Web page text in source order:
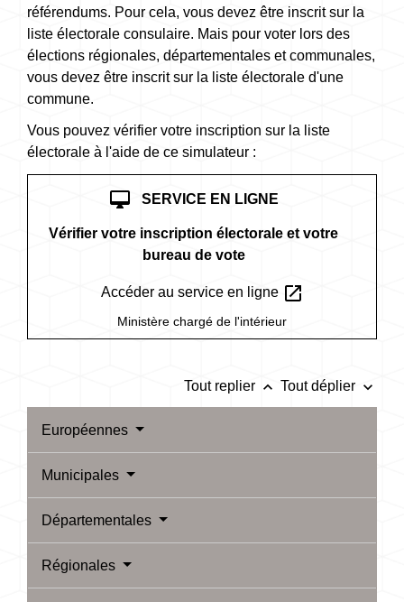
référendums. Pour cela, vous devez être inscrit sur la
liste électorale consulaire. Mais pour voter lors des
élections régionales, départementales et communales,
vous devez être inscrit sur la liste électorale d'une
commune.
Vous pouvez vérifier votre inscription sur la liste
électorale à l'aide de ce simulateur :
desktop_mac SERVICE EN LIGNE
Vérifier votre inscription électorale et votre
bureau de vote
Accéder au service en ligne open_in_new
Ministère chargé de l'intérieur
Tout replier keyboard_arrow_up Tout déplier keyboard_arrow_down
Européennes
Municipales
Départementales
Régionales